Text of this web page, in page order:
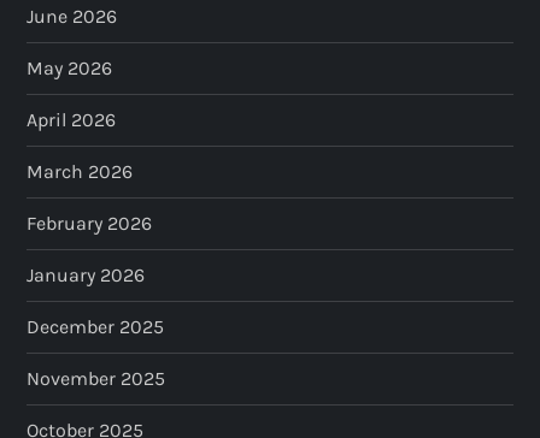
June 2026
May 2026
April 2026
March 2026
February 2026
January 2026
December 2025
November 2025
October 2025